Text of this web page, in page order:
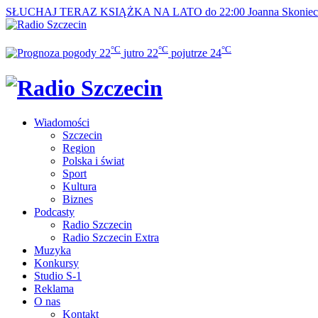
SŁUCHAJ TERAZ KSIĄŻKA NA LATO do 22:00 Joanna
22°C jutro 22°C pojutrze 24°C
Wiadomości
Szczecin
Region
Polska i świat
Sport
Kultura
Biznes
Podcasty
Radio Szczecin
Radio Szczecin Extra
Muzyka
Konkursy
Studio S-1
Reklama
O nas
Kontakt